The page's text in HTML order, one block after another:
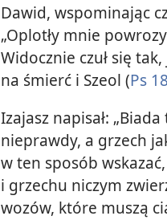
Dawid, wspominając
„Oplotły mnie
Widocznie czuł się
na śmierć i Szeol (Ps
Izajasz napisał:
nieprawdy, a grzech
w ten sposób
i grzechu niczym
wozów, które muszą